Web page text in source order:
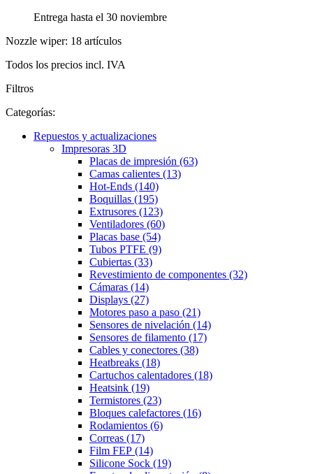
Entrega hasta el 30 noviembre
Nozzle wiper: 18 artículos
Todos los precios incl. IVA
Filtros
Categorías:
Repuestos y actualizaciones
Impresoras 3D
Placas de impresión (63)
Camas calientes (13)
Hot-Ends (140)
Boquillas (195)
Extrusores (123)
Ventiladores (60)
Placas base (54)
Tubos PTFE (9)
Cubiertas (33)
Revestimiento de componentes (32)
Cámaras (14)
Displays (27)
Motores paso a paso (21)
Sensores de nivelación (14)
Sensores de filamento (17)
Cables y conectores (38)
Heatbreaks (18)
Cartuchos calentadores (18)
Heatsink (19)
Termistores (23)
Bloques calefactores (16)
Rodamientos (6)
Correas (17)
Film FEP (14)
Silicone Sock (19)